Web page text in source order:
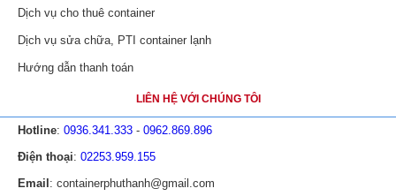
Dịch vụ cho thuê container
Dịch vụ sửa chữa, PTI container lạnh
Hướng dẫn thanh toán
LIÊN HỆ VỚI CHÚNG TÔI
Hotline: 0936.341.333 - 0962.869.896
Điện thoại: 02253.959.155
Email : containerphuthanh@gmail.com